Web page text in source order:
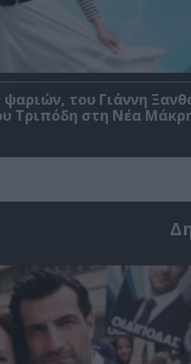
του Γιάννη
Τριπόδη στη Νέα